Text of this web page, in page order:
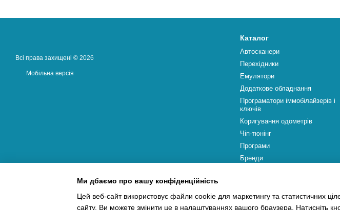
Всі права захищені © 2026
Мобільна версія
Каталог
Автосканери
Перехідники
Емулятори
Додаткове обладнання
Програматори іммобілайзерів і
ключів
Коригування одометрів
Чіп-тюнінг
Програми
Бренди
Ми дбаємо про вашу конфіденційність
Цей веб-сайт використовує файли cookie для маркетингу та статистичних
сайту. Ви можете змінити це в налаштуваннях вашого браузера. Натисніть